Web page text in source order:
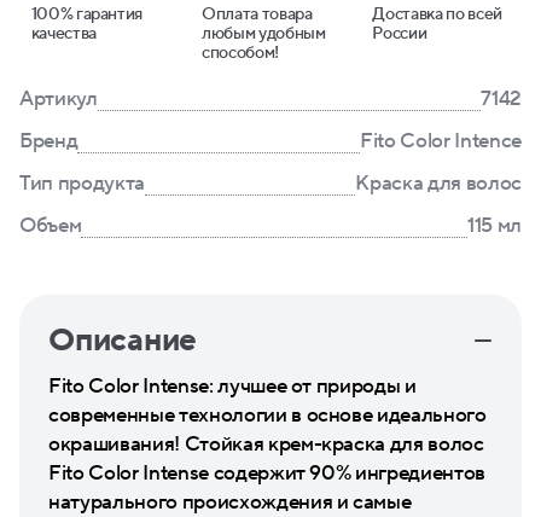
100% гарантия
качества
Оплата товара
любым удобным
способом!
Доставка по всей
России
Артикул
7142
Бренд
Fito Color Intence
Тип продукта
Краска для волос
Объем
115 мл
Описание
Fito Color Intense: лучшее от природы и
современные технологии в основе идеального
окрашивания! Стойкая крем-краска для волос
Fito Color Intense содержит 90% ингредиентов
натурального происхождения и самые